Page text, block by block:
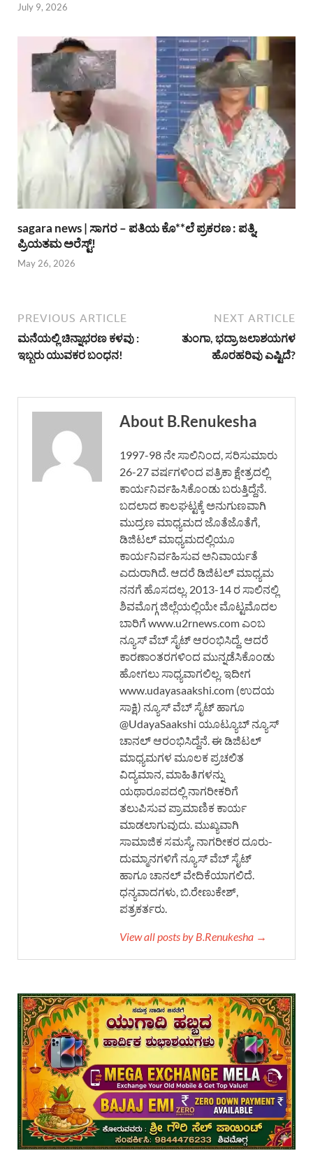
July 9, 2026
sagara news | ಸಾಗರ – ಪತಿಯ ಕೊ**ಲೆ ಪ್ರಕರಣ : ಪತ್ನಿ,
ಪ್ರಿಯತಮ ಅರೆಸ್ಟ್!
May 26, 2026
PREVIOUS ARTICLE
ಮನೆಯಲ್ಲಿ ಚಿನ್ನಾಭರಣ ಕಳವು :
ಇಬ್ಬರು ಯುವಕರ ಬಂಧನ!
NEXT ARTICLE
ತುಂಗಾ, ಭದ್ರಾ ಜಲಾಶಯಗಳ
ಹೊರಹರಿವು ಎಷ್ಟಿದೆ?
About B.Renukesha
1997-98 ನೇ ಸಾಲಿನಿಂದ, ಸರಿಸುಮಾರು
26-27 ವರ್ಷಗಳಿಂದ ಪತ್ರಿಕಾ ಕ್ಷೇತ್ರದಲ್ಲಿ
ಕಾರ್ಯನಿರ್ವಹಿಸಿಕೊಂಡು ಬರುತ್ತಿದ್ದೆನೆ.
ಬದಲಾದ ಕಾಲಘಟ್ಟಕ್ಕೆ ಅನುಗುಣವಾಗಿ
ಮುದ್ರಣ ಮಾಧ್ಯಮದ ಜೊತೆಜೊತೆಗೆ,
ಡಿಜಿಟಲ್ ಮಾಧ್ಯಮದಲ್ಲಿಯೂ
ಕಾರ್ಯನಿರ್ವಹಿಸುವ ಅನಿವಾರ್ಯತೆ
ಎದುರಾಗಿದೆ. ಆದರೆ ಡಿಜಿಟಲ್ ಮಾಧ್ಯಮ
ನನಗೆ ಹೊಸದಲ್ಲ. 2013-14 ರ ಸಾಲಿನಲ್ಲಿ
ಶಿವಮೊಗ್ಗ ಜಿಲ್ಲೆಯಲ್ಲಿಯೇ ಮೊಟ್ಟಮೊದಲ
ಬಾರಿಗೆ www.u2rnews.com ಎಂಬ
ನ್ಯೂಸ್ ವೆಬ್ ಸೈಟ್ ಆರಂಭಿಸಿದ್ದೆ. ಆದರೆ
ಕಾರಣಾಂತರಗಳಿಂದ ಮುನ್ನಡೆಸಿಕೊಂಡು
ಹೋಗಲು ಸಾಧ್ಯವಾಗಲಿಲ್ಲ. ಇದೀಗ
www.udayasaakshi.com (ಉದಯ
ಸಾಕ್ಷಿ) ನ್ಯೂಸ್ ವೆಬ್ ಸೈಟ್ ಹಾಗೂ
@UdayaSaakshi ಯೂಟ್ಯೂಬ್ ನ್ಯೂಸ್
ಚಾನಲ್ ಆರಂಭಿಸಿದ್ದೆನೆ. ಈ ಡಿಜಿಟಲ್
ಮಾಧ್ಯಮಗಳ ಮೂಲಕ ಪ್ರಚಲಿತ
ವಿದ್ಯಮಾನ, ಮಾಹಿತಿಗಳನ್ನು
ಯಥಾರೂಪದಲ್ಲಿ ನಾಗರೀಕರಿಗೆ
ತಲುಪಿಸುವ ಪ್ರಾಮಾಣಿಕ ಕಾರ್ಯ
ಮಾಡಲಾಗುವುದು. ಮುಖ್ಯವಾಗಿ
ಸಾಮಾಜಿಕ ಸಮಸ್ಯೆ, ನಾಗರೀಕರ ದೂರು-
ದುಮ್ಮಾನಗಳಿಗೆ ನ್ಯೂಸ್ ವೆಬ್ ಸೈಟ್
ಹಾಗೂ ಚಾನಲ್ ವೇದಿಕೆಯಾಗಲಿದೆ.
ಧನ್ಯವಾದಗಳು, ಬಿ.ರೇಣುಕೇಶ್,
ಪತ್ರಕರ್ತರು.
View all posts by B.Renukesha →